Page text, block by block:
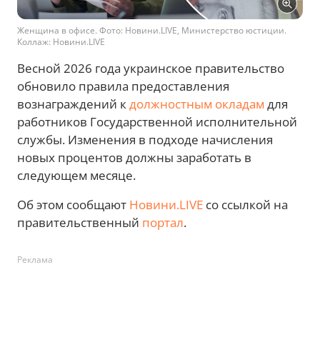
Женщина в офисе. Фото: Новини.LIVE, Министерство юстиции.
Коллаж: Новини.LIVE
Весной 2026 года украинское правительство
обновило правила предоставления
вознаграждений кдолжностным окладам для
работников Государственной исполнительной
службы. Изменения в подходе начисления
новых процентов должны заработать в
следующем месяце.
Об этом сообщают Новини.LIVE со ссылкой на
правительственный портал.
Реклама